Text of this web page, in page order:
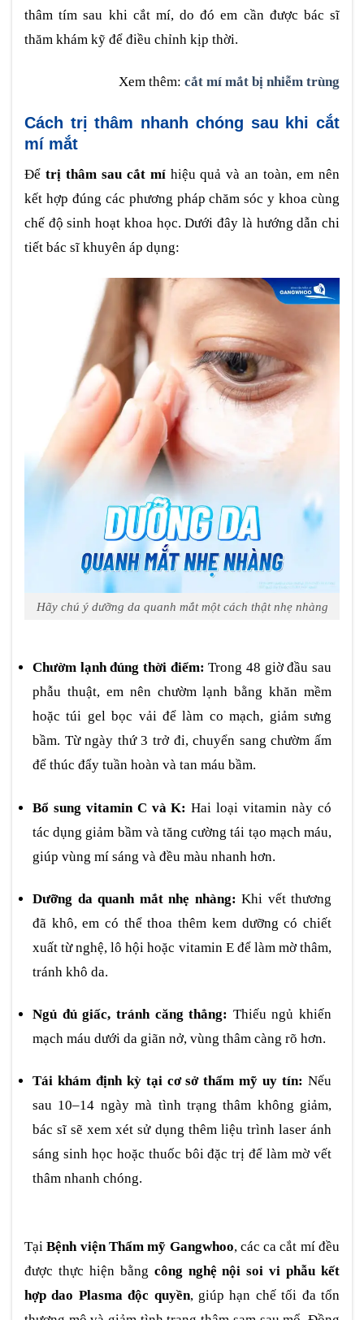
thâm tím sau khi cắt mí, do đó em cần được bác sĩ
thăm khám kỹ để điều chỉnh kịp thời.
Xem thêm: cắt mí mắt bị nhiễm trùng
Cách trị thâm nhanh chóng sau khi cắt
mí mắt
Để trị thâm sau cắt míhiệu quả và an toàn, em nên
kết hợp đúng các phương pháp chăm sóc y khoa cùng
chế độ sinh hoạt khoa học. Dưới đây là hướng dẫn chi
tiết bác sĩ khuyên áp dụng:
Hãy chú ý dưỡng da quanh mắt một cách thật nhẹ nhàng
Chườm lạnh đúng thời điểm: Trong 48 giờ đầu sau
phẫu thuật, em nên chườm lạnh bằng khăn mềm
hoặc túi gel bọc vải để làm co mạch, giảm sưng
bầm. Từ ngày thứ 3 trở đi, chuyển sang chườm ấm
để thúc đẩy tuần hoàn và tan máu bầm.
Bổ sung vitamin C và K: Hai loại vitamin này có
tác dụng giảm bầm và tăng cường tái tạo mạch máu,
giúp vùng mí sáng và đều màu nhanh hơn.
Dưỡng da quanh mắt nhẹ nhàng: Khi vết thương
đã khô, em có thể thoa thêm kem dưỡng có chiết
xuất từ nghệ, lô hội hoặc vitamin E để làm mờ thâm,
tránh khô da.
Ngủ đủ giấc, tránh căng thẳng: Thiếu ngủ khiến
mạch máu dưới da giãn nở, vùng thâm càng rõ hơn.
Tái khám định kỳ tại cơ sở thẩm mỹ uy tín: Nếu
sau 10–14 ngày mà tình trạng thâm không giảm,
bác sĩ sẽ xem xét sử dụng thêm liệu trình laser ánh
sáng sinh học hoặc thuốc bôi đặc trị để làm mờ vết
thâm nhanh chóng.
TạiBệnh viện Thẩm mỹ Gangwhoo, các ca cắt mí đều
được thực hiện bằng công nghệ nội soi vi phẫu kết
hợp dao Plasma độc quyền, giúp hạn chế tối đa tổn